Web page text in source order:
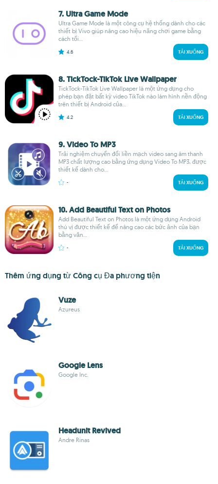
7. Ultra Game Mode
Ultra Game Mode là một công cụ hệ thống dành cho các
thiết bị Vivo giúp nâng cao hiệu năng chơi game bằng
cách tối...
4.6 TẢI XUỐNG
8. TickTock-TikTok Live Wallpaper
TickTock-TikTok Live Wallpaper là một ứng dụng cho
phép bạn đặt bất kỳ video TikTok nào làm hình nền động
trên thiết bị Android của...
4.2 TẢI XUỐNG
9. Video To MP3
Trải nghiệm chuyển đổi liền mạch video sang âm thanh
MP3 chất lượng cao bằng ứng dụng Video To MP3, được
thiết kế dành cho...
- TẢI XUỐNG
10. Add Beautiful Text on Photos
Add Beautiful Text on Photos là một ứng dụng Android
thú vị được thiết kế để nâng cao các bức ảnh của bạn
bằng văn...
- TẢI XUỐNG
Thêm ứng dụng từ Công cụ Đa phương tiện
Vuze
Azureus
Google Lens
Google Inc.
Headunit Revived
Andre Rinas